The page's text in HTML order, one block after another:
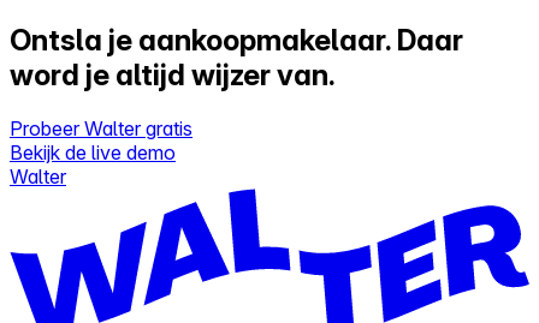
Ontsla je aankoopmakelaar. Daar
word je altijd wijzer van.
Probeer Walter gratis
Bekijk de live demo
Walter